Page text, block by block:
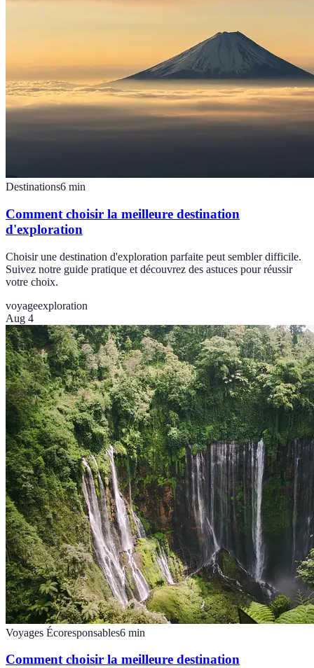
Destinations6 min
Comment choisir la meilleure destination
d'exploration
Choisir une destination d'exploration parfaite peut sembler difficile.
Suivez notre guide pratique et découvrez des astuces pour réussir
votre choix.
voyageexploration
Aug 4
Voyages Écoresponsables6 min
Comment choisir la meilleure destination